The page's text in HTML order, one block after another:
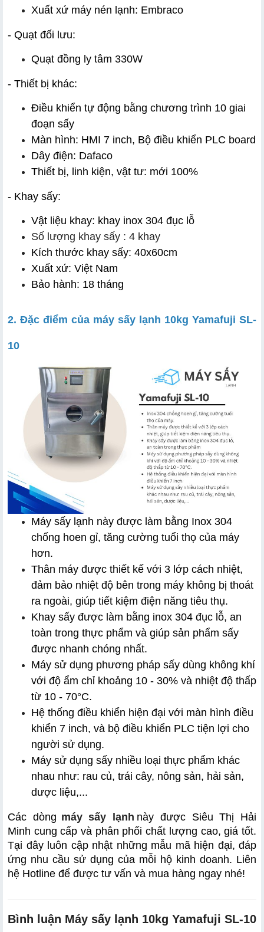
Xuất xứ máy nén lạnh: Embraco
- Quạt đối lưu:
Quạt đồng ly tâm 330W
- Thiết bị khác:
Điều khiển tự động bằng chương trình 10 giai
đoạn sấy
Màn hình: HMI 7 inch, Bộ điều khiển PLC board
Dây điện: Dafaco
Thiết bị, linh kiện, vật tư: mới 100%
- Khay sấy:
Vật liệu khay: khay inox 304 đục lỗ
Số lượng khay sấy : 4 khay
Kích thước khay sấy: 40x60cm
Xuất xứ: Việt Nam
Bảo hành: 18 tháng
2. Đặc điểm của máy sấy lạnh 10kg Yamafuji SL-
10
Máy sấy lạnh này được làm bằng Inox 304
chống hoen gỉ, tăng cường tuổi thọ của máy
hơn.
Thân máy được thiết kế với 3 lớp cách nhiệt,
đảm bảo nhiệt độ bên trong máy không bị thoát
ra ngoài, giúp tiết kiệm điện năng tiêu thụ.
Khay sấy được làm bằng inox 304 đục lỗ, an
toàn trong thực phẩm và giúp sản phẩm sấy
được nhanh chóng nhất.
Máy sử dụng phương pháp sấy dùng không khí
với độ ẩm chỉ khoảng 10 - 30% và nhiệt độ thấp
từ 10 - 70°C.
Hệ thống điều khiển hiện đại với màn hình điều
khiển 7 inch, và bộ điều khiển PLC tiện lợi cho
người sử dụng.
Máy sử dụng sấy nhiều loại thực phẩm khác
nhau như: rau củ, trái cây, nông sản, hải sản,
dược liệu,...
Các dòng máy sấy lạnh này được Siêu Thị Hải
Minh cung cấp và phân phối chất lượng cao, giá tốt.
Tại đây luôn cập nhật những mẫu mã hiện đại, đáp
ứng nhu cầu sử dụng của mỗi hộ kinh doanh. Liên
hệ Hotline để được tư vấn và mua hàng ngay nhé!
Bình luận Máy sấy lạnh 10kg Yamafuji SL-10